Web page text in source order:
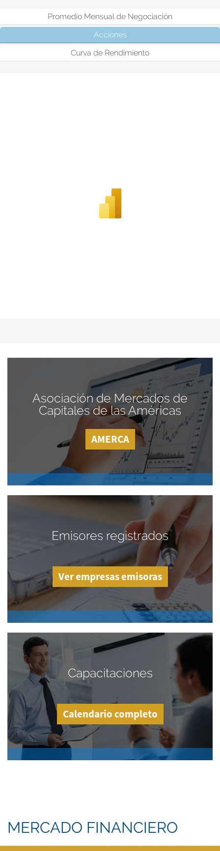
Promedio Mensual de Negociación
Acciones
Curva de Rendimiento
Asociación de Mercados de
Capitales de las Américas
AMERCA
Emisores registrados
Ver empresas emisoras
Capacitaciones
Calendario completo
MERCADO FINANCIERO